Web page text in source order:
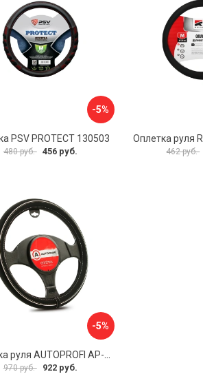
-5%
PSV PROTECT 130503
480 руб. 456 руб. 462 руб.
-5%
970 руб. 922 руб.